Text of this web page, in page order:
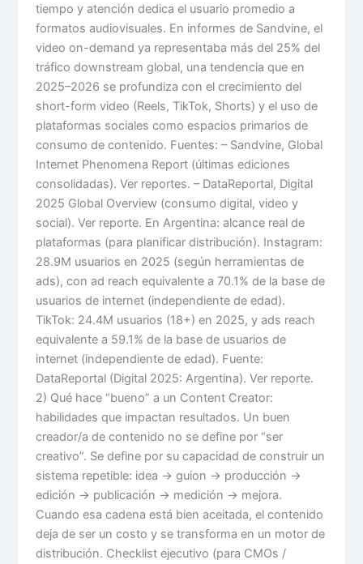
tiempo y atención dedica el usuario promedio a
formatos audiovisuales. En informes de Sandvine, el
video on-demand ya representaba más del 25% del
tráfico downstream global, una tendencia que en
2025–2026 se profundiza con el crecimiento del
short-form video (Reels, TikTok, Shorts) y el uso de
plataformas sociales como espacios primarios de
consumo de contenido. Fuentes: – Sandvine, Global
Internet Phenomena Report (últimas ediciones
consolidadas). Ver reportes. – DataReportal, Digital
2025 Global Overview (consumo digital, video y
social). Ver reporte. En Argentina: alcance real de
plataformas (para planificar distribución). Instagram:
28.9M usuarios en 2025 (según herramientas de
ads), con ad reach equivalente a 70.1% de la base de
usuarios de internet (independiente de edad).
TikTok: 24.4M usuarios (18+) en 2025, y ads reach
equivalente a 59.1% de la base de usuarios de
internet (independiente de edad). Fuente:
DataReportal (Digital 2025: Argentina). Ver reporte.
2) Qué hace “bueno” a un Content Creator:
habilidades que impactan resultados. Un buen
creador/a de contenido no se define por “ser
creativo”. Se define por su capacidad de construir un
sistema repetible: idea → guion → producción →
edición → publicación → medición → mejora.
Cuando esa cadena está bien aceitada, el contenido
deja de ser un costo y se transforma en un motor de
distribución. Checklist ejecutivo (para CMOs /